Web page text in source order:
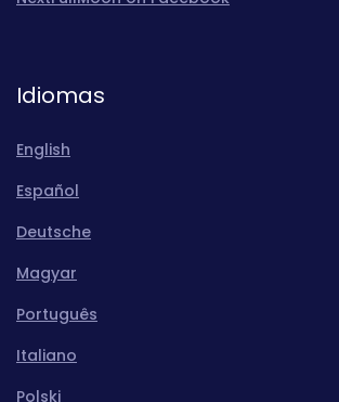
Idiomas
English
Español
Deutsche
Magyar
Português
Italiano
Polski